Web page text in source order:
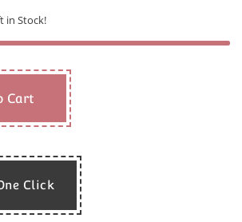
in Stock!
Cart
Click